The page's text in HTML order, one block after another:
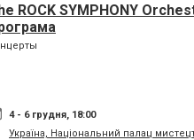
ROCK SYMPHONY
4 - 6 грудня, 18:00
Україна, Національний палац